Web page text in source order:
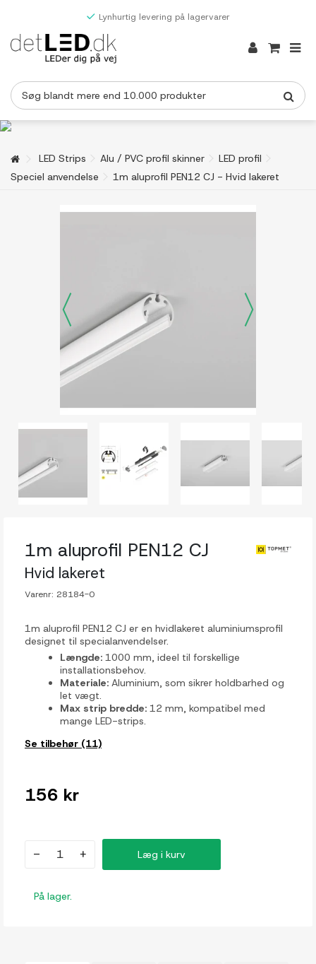
Lynhurtig levering på lagervarer
LED Strips Alu / PVC profil skinner
LED profil
Speciel anvendelse
1m aluprofil PEN12 CJ - Hvid lakeret
1m aluprofil PEN12 CJ
Hvid lakeret
Varenr: 28184-0
1m aluprofil PEN12 CJ er en hvidlakeret aluminiumsprofil
designet til specialanvendelser.
Længde: 1000 mm, ideel til forskellige
installationsbehov.
Materiale: Aluminium, som sikrer holdbarhed og
let vægt.
Max strip bredde: 12 mm, kompatibel med
mange LED-strips.
Se tilbehør (11)
156 kr
- + Læg i kurv
På lager.